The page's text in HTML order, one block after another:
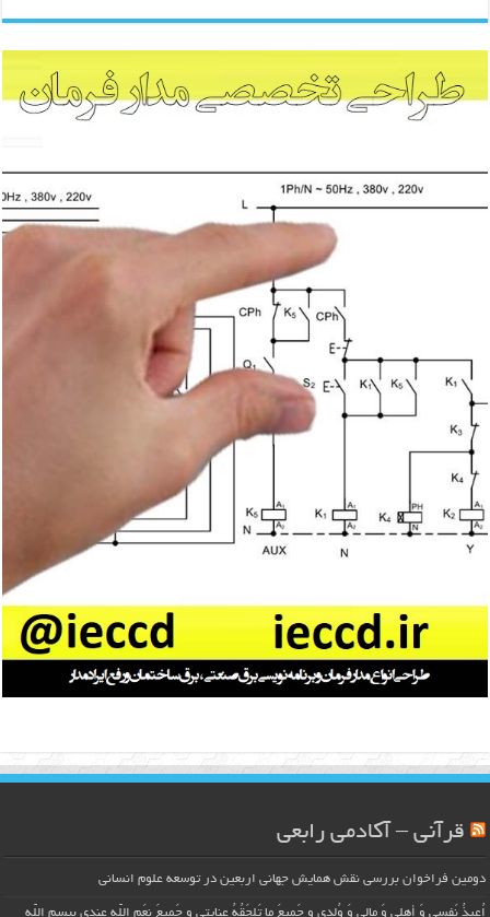
قرآنی – آکادمی رابعی
دومین فراخوان بررسی نقش همایش جهانی اربعین در توسعه علوم انسانی
اُعیذُ نَفسی وَ أهلی وَ مالی وَ وُلدی و جَمیعَ ما تَلحَقُهُ عِنایتی و جَمیعَ نِعَمِ اللّهِ عِندی بِبِسمِ اللّهِ